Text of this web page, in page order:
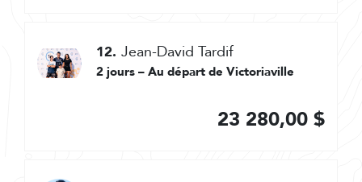
12. Jean-David Tardif
2 jours – Au départ de Victoriaville
23 280,00 $